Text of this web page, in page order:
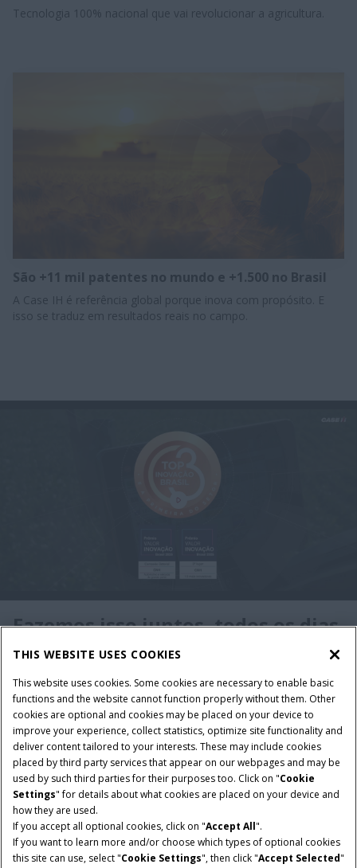
Tecnologia 100% nacional que vai revolucionar a agricultura.
São +11 mil patentes no mundo e +1.500 no Brasil
A Case IH é referência global porque inova com propósito. E
isso se traduz em resultados reais no campo.
Fazemos isso juntos, todos os dias,
no campo e com quem vive dele.
Do campo à construção, a nossa tecnologia lidera
entregando eficiência e produtividade.
Essa conquista é reflexo de um trabalho coletivo, feito
com propósito, consistência e parceria.
Cada inovação aqui apresentada é reflexo de um
compromisso real com o futuro do agro!
THIS WEBSITE USES COOKIES
This website uses cookies. Some cookies are necessary to enable basic
functions and the website cannot function properly without them. Other
cookies are optional and cookies may be placed on your device to
improve your experience, collect statistics, optimize site functionality and
deliver content tailored to your interests. These may include cookies
placed by third party services that appear on our webpages and may be
used by such third parties for their purposes too. Click on "Cookie
Settings" for details about what cookies are placed on your device and
how they are used.
If you accept all optional cookies, click on "Accept All".
If you want to learn more and/or choose which types of optional cookies
this site can use, select "Cookie Settings", then click "Accept Selected"